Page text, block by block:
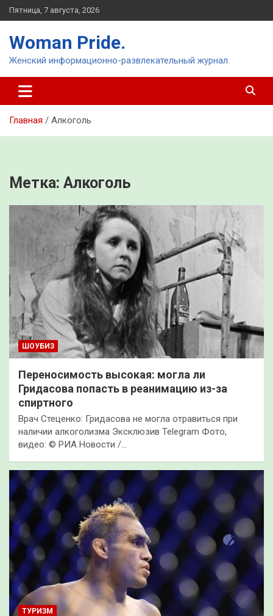
Перейти
к
Пятница, 7 августа, 2026
Woman Pride.
Женский информационно-развлекательный журнал.
Главная Алкоголь
Метка: Алкоголь
ШОУБИЗ
Переносимость высокая: могла ли
Гридасова попасть в реанимацию из-за
спиртного
Врач Стеценко: Гридасова не могла отравиться при
наличии алкоголизма Эксклюзив Telegram Фото,
видео: © РИА Новости /…
ТУРИЗМ